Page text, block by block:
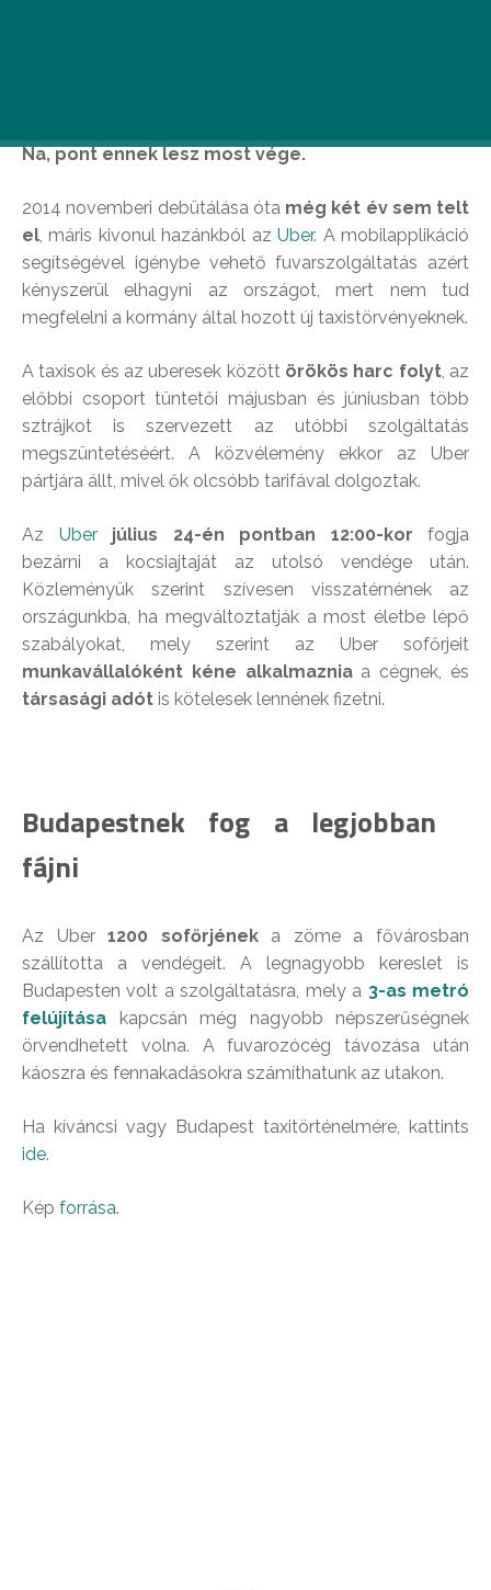
Na, pont ennek lesz most vége.
2014 novemberi debütálása óta még két év sem telt
el, máris kivonul hazánkból azUber. A mobilapplikáció
segítségével igénybe vehető fuvarszolgáltatás azért
kényszerül elhagyni az országot, mert nem tud
megfelelni a kormány által hozott új taxistörvényeknek.
A taxisok és az uberesek között örökös harc folyt, az
előbbi csoport tüntetői májusban és júniusban több
sztrájkot is szervezett az utóbbi szolgáltatás
megszüntetéséért. A közvélemény ekkor az Uber
pártjára állt, mivel ők olcsóbb tarifával dolgoztak.
Az Uber július 24-én pontban 12:00-kor fogja
bezárni a kocsiajtaját az utolsó vendége után.
Közleményük szerint szívesen visszatérnének az
országunkba, ha megváltoztatják a most életbe lépő
szabályokat, mely szerint az Uber sofőrjeit
munkavállalóként kéne alkalmazniaa cégnek, és
társasági adót is kötelesek lennének fizetni.
Budapestnek fog a legjobban
fájni
Az Uber1200 sofőrjéneka zöme a fővárosban
szállította a vendégeit. A legnagyobb kereslet is
Budapesten volt a szolgáltatásra, mely a 3-as metró
felújítása kapcsán még nagyobb népszerűségnek
örvendhetett volna. A fuvarozócég távozása után
káoszra és fennakadásokra számíthatunk az utakon.
Ha kíváncsi vagy Budapest taxitörténelmére, kattints
ide.
Kép forrása.